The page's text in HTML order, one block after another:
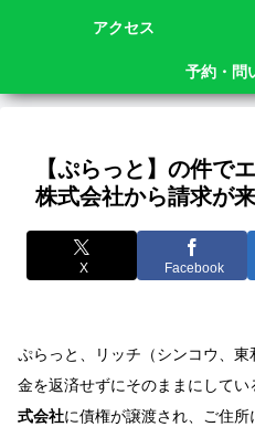
アクセス
予約・問
【ぷらっと】の件で
株式会社から請求が
X Facebook
ぷらっと、リッチ（シンコウ、
金を返済せずにそのままにしてい
式会社に債権が譲渡され、ご住所